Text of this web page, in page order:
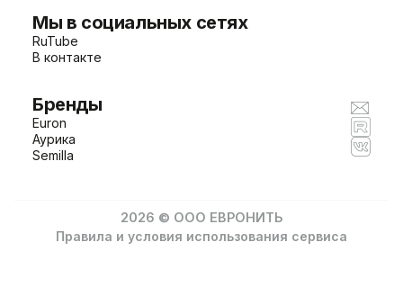
Мы в социальных сетях
RuTube
В контакте
Бренды
Euron
Аурика
Semilla
2026 © ООО ЕВРОНИТЬ
Правила и условия использования сервиса